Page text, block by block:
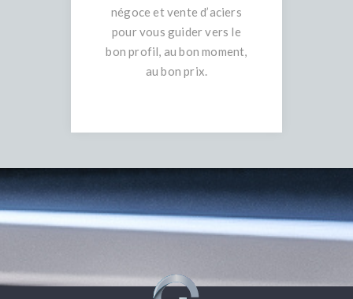
négoce et vente d’aciers
pour vous guider vers le
bon profil, au bon moment,
au bon prix.